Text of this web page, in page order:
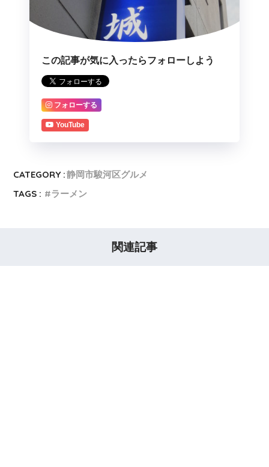
この記事が気に入ったらフォローしよう
フォローする
YouTube
CATEGORY :静岡市駿河区グルメ
TAGS :
ラーメン
関連記事